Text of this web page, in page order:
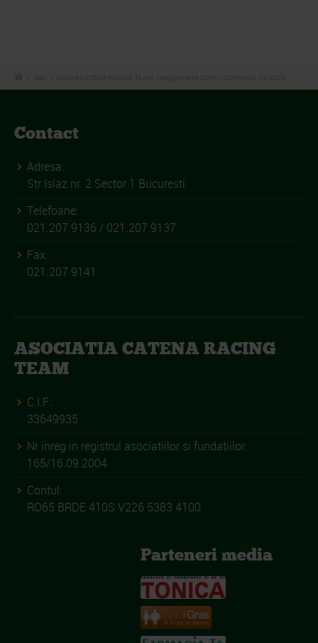
Contact
Adresa:
Str Islaz nr. 2 Sector 1 Bucuresti
Telefoane:
021.207.9136 / 021.207.9137
Fax:
021.207.9141
ASOCIATIA CATENA RACING
TEAM
C.I.F.:
33649935
Nr inreg in registrul asociatiilor si fundatiilor:
165/16.09.2004
Contul:
RO65 BRDE 410S V226 5383 4100
Parteneri media